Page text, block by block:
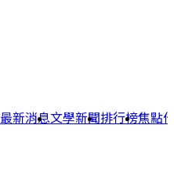
最新消息文學新聞排行榜焦點